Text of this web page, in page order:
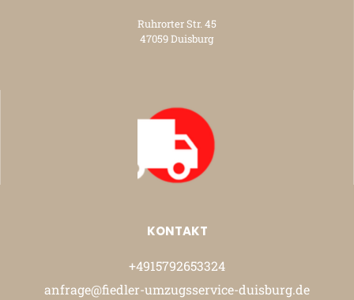
Ruhrorter Str. 45
47059 Duisburg
KONTAKT
+4915792653324
anfrage@fiedler-umzugsservice-duisburg.de